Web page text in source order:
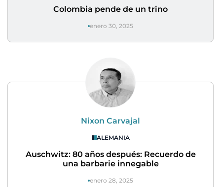
Colombia pende de un trino
enero 30, 2025
Nixon Carvajal
ALEMANIA
Auschwitz: 80 años después: Recuerdo de
una barbarie innegable
enero 28, 2025